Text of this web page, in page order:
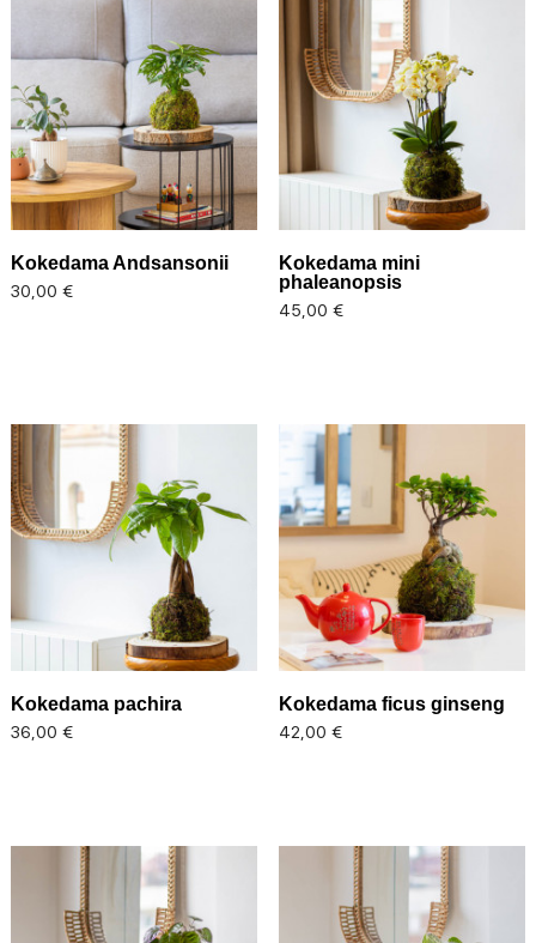
Kokedama Andsansonii
Precio
30,00 €
Kokedama mini
phaleanopsis
Precio
45,00 €
Kokedama pachira
Precio
36,00 €
Kokedama ficus ginseng
Precio
42,00 €